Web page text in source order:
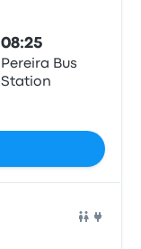
08:25
Pereira Bus
Station